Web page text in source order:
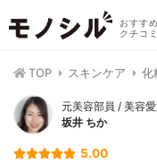
おすす
クチコ
TOP スキンケア 化
元美容部員 / 美容
坂井 ちか
5.00